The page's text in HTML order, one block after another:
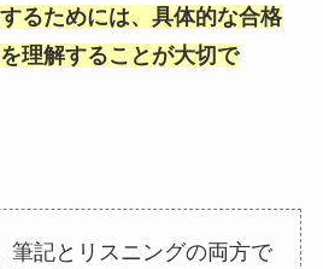
るためには、具体的な合格
理解することが大切で
筆記とリスニングの両方で